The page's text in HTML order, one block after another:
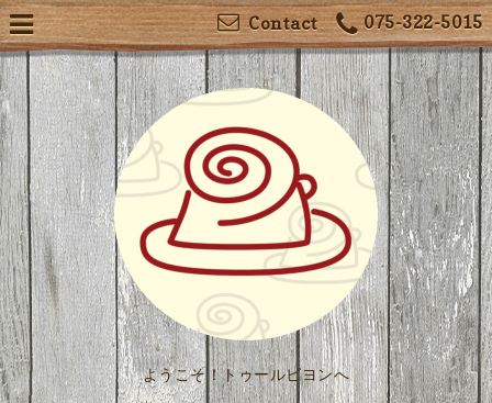
075-322-5015
Contact
ようこそ！トゥールビヨンへ